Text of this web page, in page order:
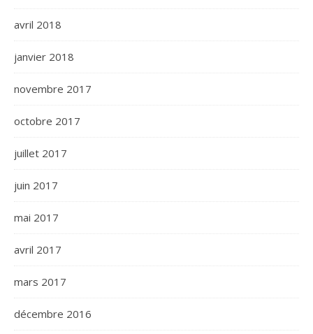
avril 2018
janvier 2018
novembre 2017
octobre 2017
juillet 2017
juin 2017
mai 2017
avril 2017
mars 2017
décembre 2016